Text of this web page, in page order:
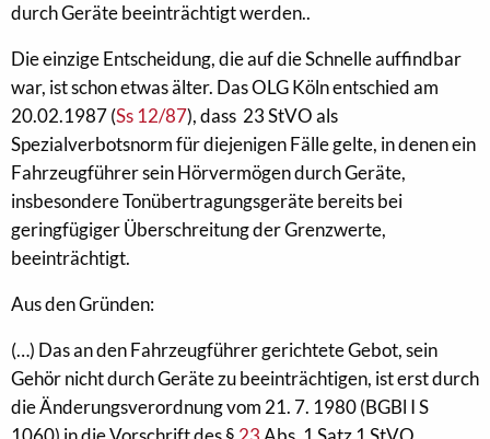
durch Geräte beeinträchtigt werden..
Die einzige Entscheidung, die auf die Schnelle auffindbar
war, ist schon etwas älter. Das OLG Köln entschied am
20.02.1987 (Ss 12/87), dass 23 StVO als
Spezialverbotsnorm für diejenigen Fälle gelte, in denen ein
Fahrzeugführer sein Hörvermögen durch Geräte,
insbesondere Tonübertragungsgeräte bereits bei
geringfügiger Überschreitung der Grenzwerte,
beeinträchtigt.
Aus den Gründen:
(…) Das an den Fahrzeugführer gerichtete Gebot, sein
Gehör nicht durch Geräte zu beeinträchtigen, ist erst durch
die Änderungsverordnung vom 21. 7. 1980 (BGBl I S